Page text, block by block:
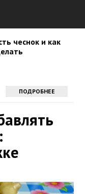
чеснок и как
ПОДРОБНЕЕ